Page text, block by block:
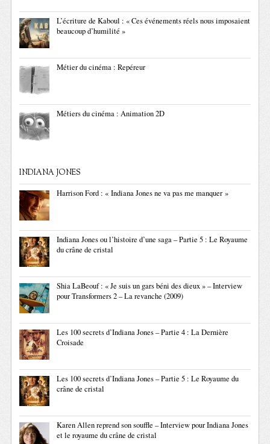
L’écriture de Kaboul : « Ces événements réels nous imposaient
beaucoup d’humilité »
Métier du cinéma : Repéreur
Métiers du cinéma : Animation 2D
INDIANA JONES
Harrison Ford : « Indiana Jones ne va pas me manquer »
Indiana Jones ou l’histoire d’une saga – Partie 5 : Le Royaume
du crâne de cristal
Shia LaBeouf : « Je suis un gars béni des dieux » – Interview
pour Transformers 2 – La revanche (2009)
Les 100 secrets d’Indiana Jones – Partie 4 : La Dernière
Croisade
Les 100 secrets d’Indiana Jones – Partie 5 : Le Royaume du
crâne de cristal
Karen Allen reprend son souffle – Interview pour Indiana Jones
et le royaume du crâne de cristal